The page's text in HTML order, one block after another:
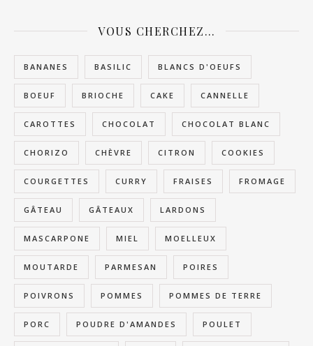
VOUS CHERCHEZ…
BANANES BASILIC BLANCS D'OEUFS
BOEUF BRIOCHE CAKE CANNELLE
CAROTTES CHOCOLAT CHOCOLAT BLANC
CHORIZO CHÈVRE CITRON COOKIES
COURGETTES CURRY FRAISES FROMAGE
GÂTEAU GÂTEAUX LARDONS
MASCARPONE MIEL MOELLEUX
MOUTARDE PARMESAN POIRES
POIVRONS POMMES POMMES DE TERRE
PORC POUDRE D'AMANDES POULET